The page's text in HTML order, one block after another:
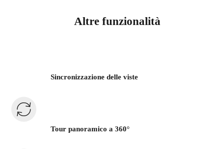
Altre funzionalità
Sincronizzazione delle viste
Tour panoramico a 360°